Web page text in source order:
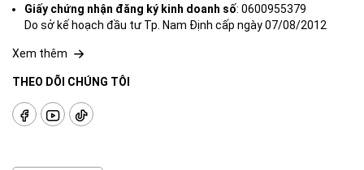
Giấy chứng nhận đăng ký kinh doanh số: 0600955379
Do sở kế hoạch đầu tư Tp. Nam Định cấp ngày 07/08/2012
Xem thêm
THEO DÕI CHÚNG TÔI